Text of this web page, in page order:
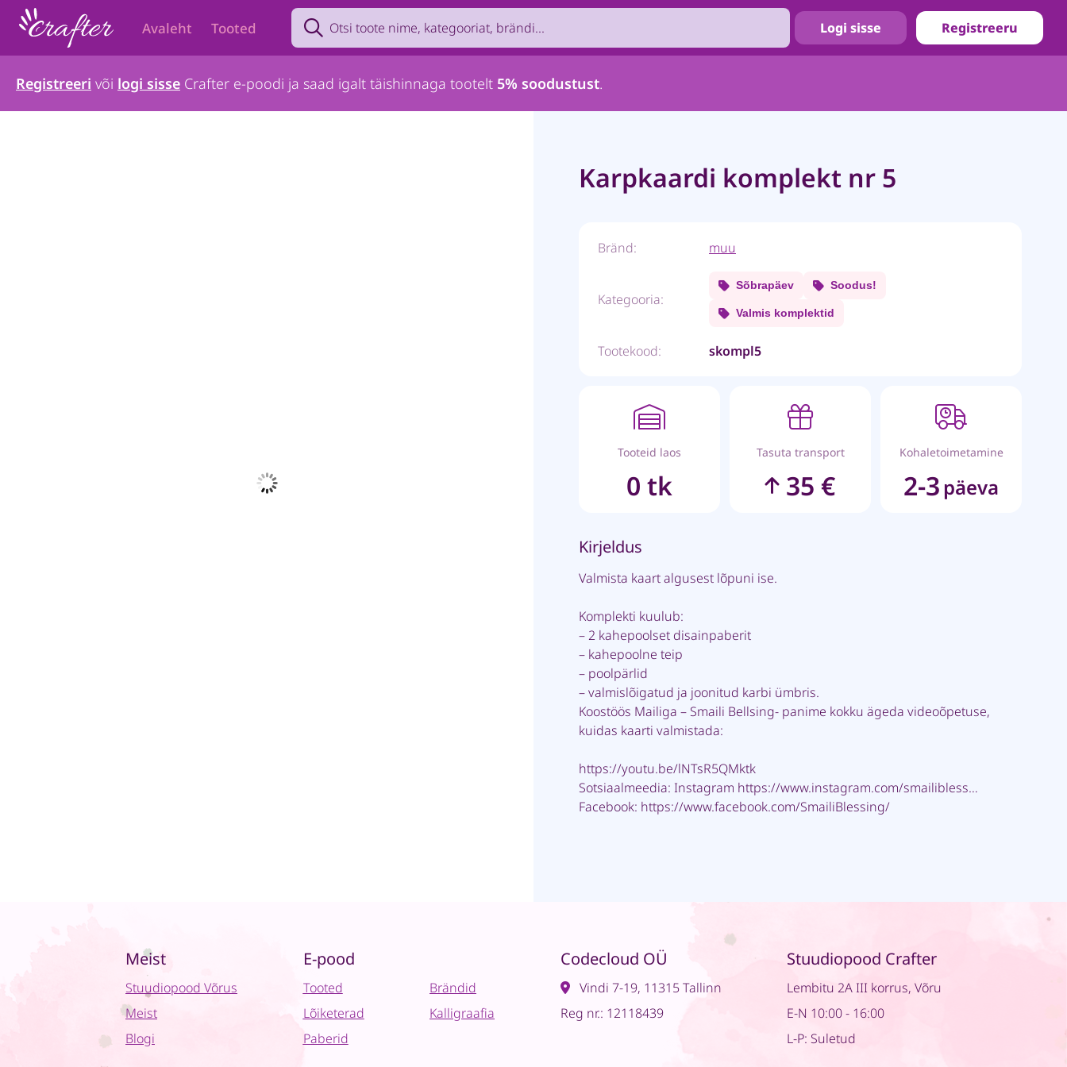
Avaleht Tooted
Search product by name, brand, category...
Logi sisse Registreeru
Registreeri või logi sisse Crafter e-poodi ja saad igalt täishinnaga tootelt 5% soodustust.
Karpkaardi komplekt nr 5
Bränd: muu
Kategooria:
Sõbrapäev Soodus!
Valmis komplektid
Tootekood: skompl5
Tooteid laos
0 tk
Tasuta transport
35 €
Kohaletoimetamine
2-3 päeva
Kirjeldus
Valmista kaart algusest lõpuni ise.
Komplekti kuulub:
– 2 kahepoolset disainpaberit
– kahepoolne teip
– poolpärlid
– valmislõigatud ja joonitud karbi ümbris.
Koostöös Mailiga – Smaili Bellsing- panime kokku ägeda videoõpetuse,
kuidas kaarti valmistada:
https://youtu.be/lNTsR5QMktk
Sotsiaalmeedia: Instagram https://www.instagram.com/smailibless…
Facebook: https://www.facebook.com/SmailiBlessing/
Meist
Stuudiopood Võrus
Meist
Blogi
E-pood
Tooted
Lõiketerad
Paberid
Brändid
Kalligraafia
Codecloud OÜ
Vindi 7-19, 11315 Tallinn
Reg nr.: 12118439
Stuudiopood Crafter
Lembitu 2A III korrus, Võru
E-N 10:00 - 16:00
L-P: Suletud